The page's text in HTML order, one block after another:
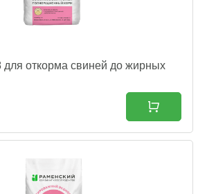
для откорма свиней до жирных